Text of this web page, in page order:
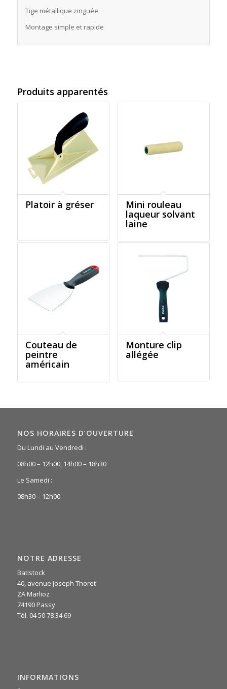
Tige métallique zinguée
Montage simple et rapide
Produits apparentés
Platoir à gréser Mini rouleau
laqueur solvant
laine
Couteau de
peintre
américain
Monture clip
allégée
NOS HORAIRES D’OUVERTURE
Du Lundi au Vendredi :
08h00 – 12h00, 14h00 – 18h30
Le Samedi :
08h30 – 12h00
NOTRE ADRESSE
Batistock
40, avenue Joseph Thoret
ZA Marlioz
74190 Passy
Tél. 04 50 78 34 69
INFORMATIONS